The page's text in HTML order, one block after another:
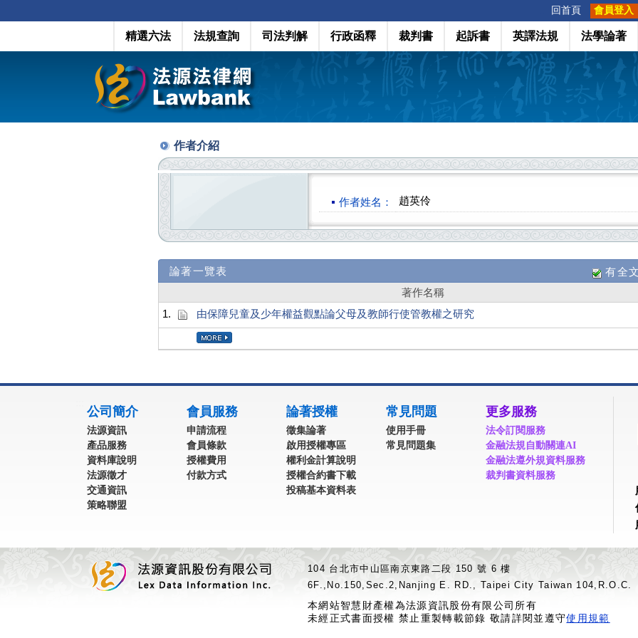
回首頁 會員登入
精選六法 法規查詢 司法判解 行政函釋 裁判書 起訴書 英譯法規 法學論著
作者介紹
作者姓名： 趙英伶
論著一覽表 有全
著作名稱
1.
由保障兒童及少年權益觀點論父母及教師行使管教權之研究
公司簡介
法源資訊
產品服務
資料庫說明
法源徵才
交通資訊
策略聯盟
會員服務
申請流程
會員條款
授權費用
付款方式
論著授權
徵集論著
啟用授權專區
權利金計算說明
授權合約書下載
投稿基本資料表
常見問題
使用手冊
常見問題集
更多服務
法令訂閱服務
金融法規自動關連AI
金融法遵外規資料服務
裁判書資料服務
104 台北市中山區南京東路二段 150 號 6 樓
6F.,No.150,Sec.2,Nanjing E. RD., Taipei City Taiwan 104,R.O.C.
本網站智慧財產權為法源資訊股份有限公司所有
未經正式書面授權 禁止重製轉載節錄 敬請詳閱並遵守使用規範